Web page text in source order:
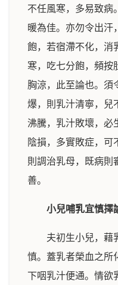
不任風寒，多易致病
暖為佳。亦勿令出汗
飽，若宿滯不化，消
寒，吃七分飽，頻按
胸涼，此至論也。須
爆，則乳汁清寧，兒
沸騰，乳汁敗壞，必
陰損，多實敗症，可
則調治乳母，既病則
善。
小兒哺乳宜慎擇
夫初生小兒，藉
慎。蓋乳者榮血之所
下咽乳汁便通。情欲